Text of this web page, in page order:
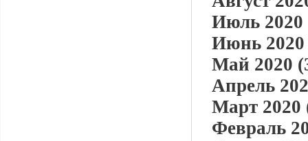
Июль 2020
Июнь 2020
Май 2020
Апрель
Март 2020
Февраль